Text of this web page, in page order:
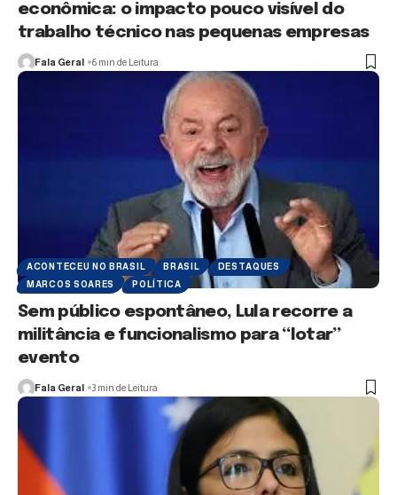
econômica: o impacto pouco visível do
trabalho técnico nas pequenas empresas
Fala Geral 6 min de Leitura
ACONTECEU NO BRASIL BRASIL
DESTAQUES
MARCOS SOARES
POLÍTICA
Sem público espontâneo, Lula recorre a
militância e funcionalismo para “lotar”
evento
Fala Geral 3 min de Leitura